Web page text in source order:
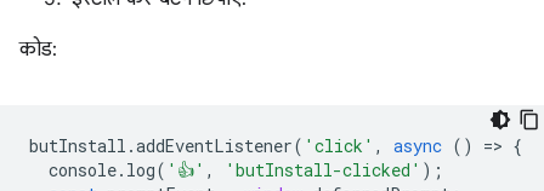
कोड:
butInstall .addEventListener( 'click' , async () => {
console. log( '👍' , 'butInstall-clicked' );